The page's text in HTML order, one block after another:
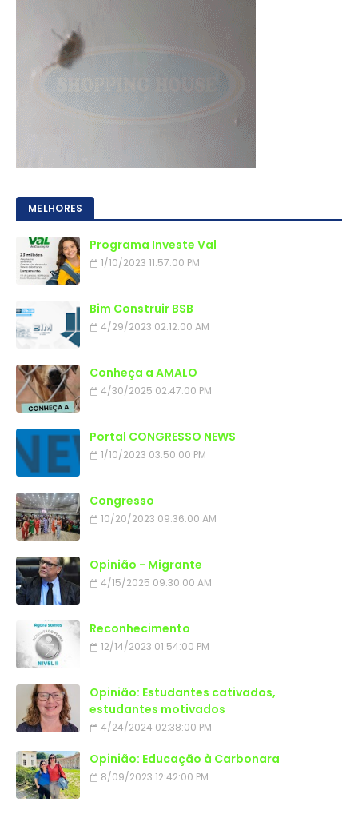
MELHORES
Programa Investe Val
1/10/2023 11:57:00 PM
Bim Construir BSB
4/29/2023 02:12:00 AM
Conheça a AMALO
4/30/2025 02:47:00 PM
Portal CONGRESSO NEWS
1/10/2023 03:50:00 PM
Congresso
10/20/2023 09:36:00 AM
Opinião - Migrante
4/15/2025 09:30:00 AM
Reconhecimento
12/14/2023 01:54:00 PM
Opinião: Estudantes cativados,
estudantes motivados
4/24/2024 02:38:00 PM
Opinião: Educação à Carbonara
8/09/2023 12:42:00 PM